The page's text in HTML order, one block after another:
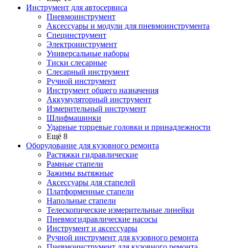
Инструмент для автосервиса
Пневмоинструмент
Аксессуары и модули для пневмоинструмента
Специнструмент
Электроинструмент
Универсальные наборы
Тиски слесарные
Слесарный инструмент
Ручной инструмент
Инструмент общего назначения
Аккумуляторный инструмент
Измерительный инструмент
Шлифмашинки
Ударные торцевые головки и принадлежности
Ещё 8
Оборудование для кузовного ремонта
Растяжки гидравлические
Рамные стапели
Зажимы вытяжные
Аксессуары для стапелей
Платформенные стапели
Напольные стапели
Телескопические измерительные линейки
Пневмогидравлические насосы
Инструмент и аксессуары
Ручной инструмент для кузовного ремонта